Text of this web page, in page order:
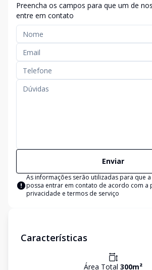
Preencha os campos para que um de
entre em contato
Enviar
As informações serão utilizadas para que
possa entrar em contato de acordo com a
privacidade e termos de serviço
Características
Área Total 300m²